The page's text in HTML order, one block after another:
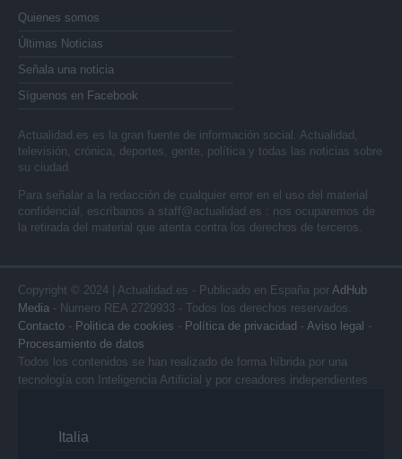
Quienes somos
Últimas Noticias
Señala una noticia
Síguenos en Facebook
Actualidad.es es la gran fuente de información social. Actualidad,
televisión, crónica, deportes, gente, política y todas las noticias sobre
su ciudad.
Para señalar a la redacción de cualquier error en el uso del material
confidencial, escríbanos a staff@actualidad.es : nos ocuparemos de
la retirada del material que atenta contra los derechos de terceros.
Copyright © 2024 | Actualidad.es - Publicado en España por AdHub
Media - Numero REA 2729933 - Todos los derechos reservados.
Contacto - Politica de cookies - Política de privacidad - Aviso legal -
Procesamiento de datos
Todos los contenidos se han realizado de forma híbrida por una
tecnología con Inteligencia Artificial y por creadores independientes
Italia